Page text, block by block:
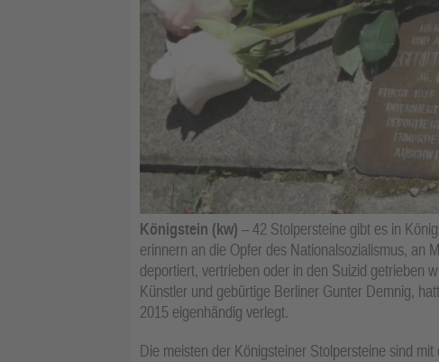
Königstein (kw) – 42 Stolpersteine gibt es in
erinnern an die Opfer des Nationalsozialismus, an
deportiert, vertrieben oder in den Suizid getrieben
Künstler und gebürtige Berliner Gunter Demnig,
2015 eigenhändig verlegt.
Die meisten der Königsteiner Stolpersteine sind